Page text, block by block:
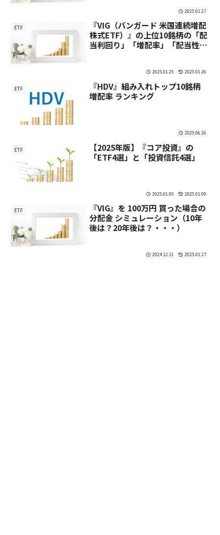
2025.01.27
ETF
『VIG（バンガード 米国連続増配
株式ETF）』の上位10銘柄の「配
当利回り」「増配率」「配当性
2025.01.25 2025.01.26
ETF
『HDV』組み入れトップ10銘柄
増配率 ランキング
2025.06.26
ETF
【2025年版】『コア投資』の
「ETF4選」と「投資信託4選」
2025.01.05 2025.01.09
ETF
『VIG』を 100万円 買った場合の
分配金 シミュレーション（10年
後は？20年後は？・・・）
2024.12.11 2025.01.27